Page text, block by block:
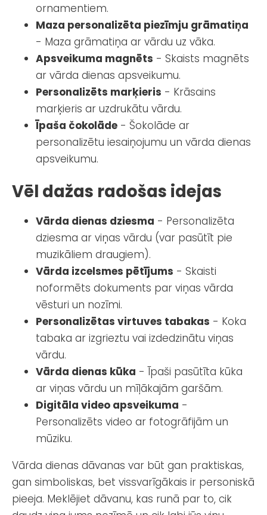
ornamentiem.
Maza personalizēta piezīmju grāmatiņa
- Maza grāmatiņa ar vārdu uz vāka.
Apsveikuma magnēts - Skaists magnēts
ar vārda dienas apsveikumu.
Personalizēts marķieris - Krāsains
marķieris ar uzdrukātu vārdu.
Īpaša čokolāde - Šokolāde ar
personalizētu iesaiņojumu un vārda dienas
apsveikumu.
Vēl dažas radošas idejas
Vārda dienas dziesma - Personalizēta
dziesma ar viņas vārdu (var pasūtīt pie
muzikāliem draugiem).
Vārda izcelsmes pētījums - Skaisti
noformēts dokuments par viņas vārda
vēsturi un nozīmi.
Personalizētas virtuves tabakas - Koka
tabaka ar izgrieztu vai izdedzinātu viņas
vārdu.
Vārda dienas kūka - Īpaši pasūtīta kūka
ar viņas vārdu un mīļākajām garšām.
Digitāla video apsveikuma -
Personalizēts video ar fotogrāfijām un
mūziku.
Vārda dienas dāvanas var būt gan praktiskas,
gan simboliskas, bet vissvarīgākais ir personiskā
pieeja. Meklējiet dāvanu, kas runā par to, cik